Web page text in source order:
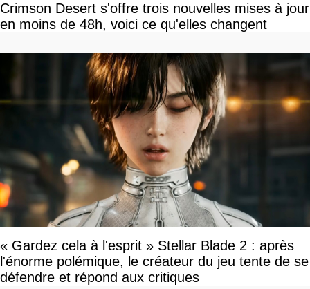
Crimson Desert s'offre trois nouvelles mises à jour
en moins de 48h, voici ce qu'elles changent
« Gardez cela à l'esprit » Stellar Blade 2 : après
l'énorme polémique, le créateur du jeu tente de se
défendre et répond aux critiques